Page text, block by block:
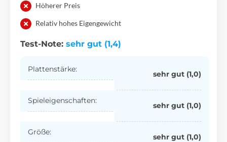
Höherer Preis
Relativ hohes Eigengewicht
Test-Note: sehr gut (1,4)
Plattenstärke:
sehr gut (1,0)
Spieleigenschaften:
sehr gut (1,0)
Größe:
sehr gut (1,0)